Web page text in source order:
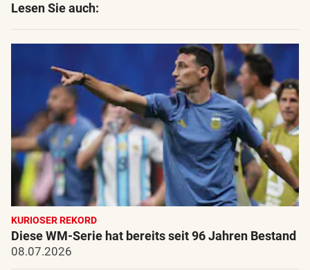
Lesen Sie auch:
KURIOSER REKORD
Diese WM-Serie hat bereits seit 96 Jahren Bestand
08.07.2026